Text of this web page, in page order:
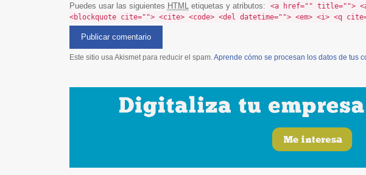
Puedes usar las siguientes HTML etiquetas y atributos:
<a href="" title="">
<blockquote cite=""> <cite> <code> <del datetime=""> <em> <i> <q
Este sitio usa Akismet para reducir el spam. Aprende cómo se procesan los datos de tus